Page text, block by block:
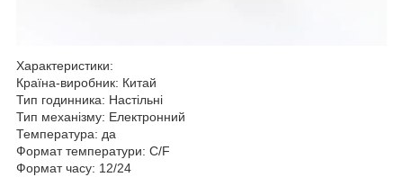
Характеристики:
Країна-виробник: Китай
Тип годинника: Настільні
Тип механізму: Електронний
Температура: да
Формат температури: C/F
Формат часу: 12/24